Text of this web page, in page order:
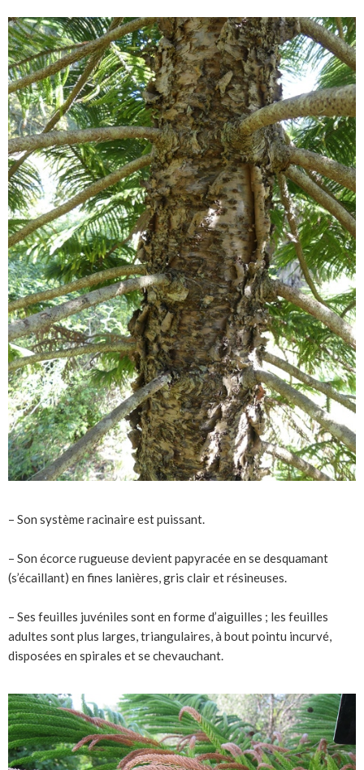
– Son système racinaire est puissant.
– Son écorce rugueuse devient papyracée en se desquamant
(s’écaillant) en fines lanières, gris clair et résineuses.
– Ses feuilles juvéniles sont en forme d’aiguilles ; les feuilles
adultes sont plus larges, triangulaires, à bout pointu incurvé,
disposées en spirales et se chevauchant.